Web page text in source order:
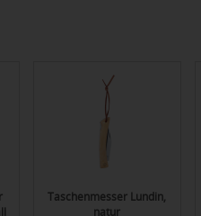
Taschenmesser Lundin,
natur